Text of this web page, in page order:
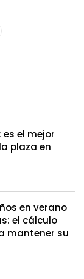
el mejor
plaza en
en verano
el cálculo
mantener su